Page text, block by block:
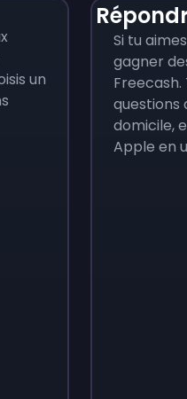
un
Si tu
gagner
questions
domicile,
Apple en